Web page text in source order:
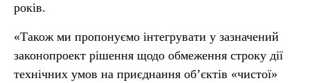
років.
«Також ми пропонуємо інтегрувати у зазначений
законопроект рішення щодо обмеження строку дії
технічних умов на приєднання об’єктів «чистої»